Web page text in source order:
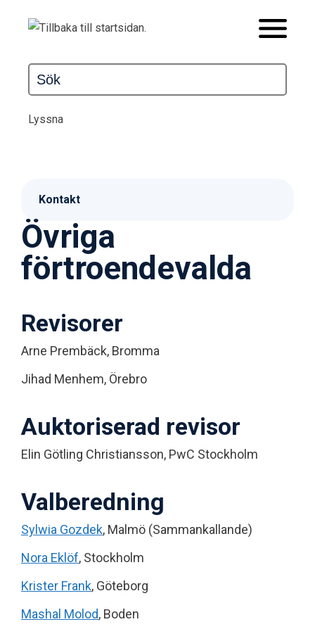
Lyssna
Övriga
förtroendevalda
Revisorer
Arne Prembäck, Bromma
Jihad Menhem, Örebro
Auktoriserad revisor
Elin Götling Christiansson, PwC Stockholm
Valberedning
Sylwia Gozdek, Malmö (Sammankallande)
Nora Eklöf, Stockholm
Krister Frank, Göteborg
Mashal Molod, Boden
Kontakt